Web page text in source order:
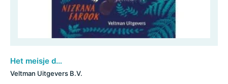
Het meisje dat op een olifant ontsnapte
Veltman Uitgevers B.V.